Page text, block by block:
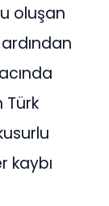
oluşan
Türk
kaybı